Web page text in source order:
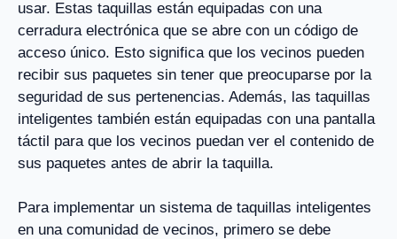
usar. Estas taquillas están equipadas con una
cerradura electrónica que se abre con un código de
acceso único. Esto significa que los vecinos pueden
recibir sus paquetes sin tener que preocuparse por la
seguridad de sus pertenencias. Además, las taquillas
inteligentes también están equipadas con una pantalla
táctil para que los vecinos puedan ver el contenido de
sus paquetes antes de abrir la taquilla.
Para implementar un sistema de taquillas inteligentes
en una comunidad de vecinos, primero se debe